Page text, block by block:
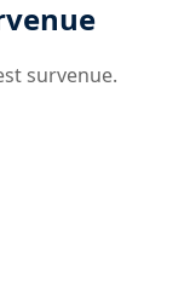
survenue.